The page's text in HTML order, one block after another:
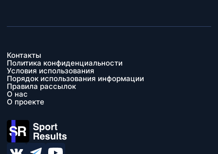
Контакты
Политика конфиденциальности
Условия использования
Порядок использования информации
Правила рассылок
О нас
О проекте